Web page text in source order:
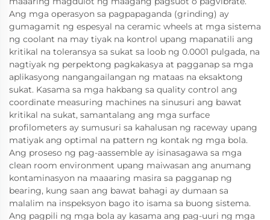
Ang mga operasyon sa pagpapaganda (grinding) ay
gumagamit ng espesyal na ceramic wheels at mga sistema
ng coolant na may tiyak na kontrol upang mapanatili ang
kritikal na toleransya sa sukat sa loob ng 0.0001 pulgada, na
nagtiyak ng perpektong pagkakasya at pagganap sa mga
aplikasyong nangangailangan ng mataas na eksaktong
sukat. Kasama sa mga hakbang sa quality control ang
coordinate measuring machines na sinusuri ang bawat
kritikal na sukat, samantalang ang mga surface
profilometers ay sumusuri sa kahalusan ng raceway upang
matiyak ang optimal na pattern ng kontak ng mga bola.
Ang proseso ng pag-aassemble ay isinasagawa sa mga
clean room environment upang maiwasan ang anumang
kontaminasyon na maaaring masira sa pagganap ng
bearing, kung saan ang bawat bahagi ay dumaan sa
malalim na inspeksyon bago ito isama sa buong sistema.
Ang pagpili ng mga bola ay kasama ang pag-uuri ng mga